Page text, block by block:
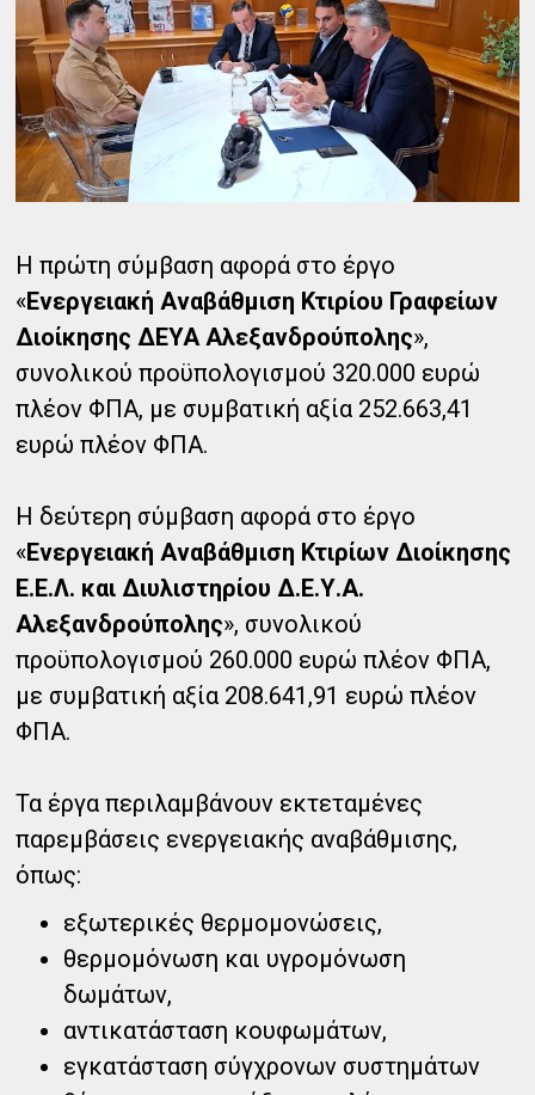
Η πρώτη σύμβαση αφορά στο έργο
«Ενεργειακή Αναβάθμιση Κτιρίου Γραφείων
Διοίκησης ΔΕΥΑ Αλεξανδρούπολης»,
συνολικού προϋπολογισμού 320.000 ευρώ
πλέον ΦΠΑ, με συμβατική αξία 252.663,41
ευρώ πλέον ΦΠΑ.
Η δεύτερη σύμβαση αφορά στο έργο
«Ενεργειακή Αναβάθμιση Κτιρίων Διοίκησης
Ε.Ε.Λ. και Διυλιστηρίου Δ.Ε.Υ.Α.
Αλεξανδρούπολης», συνολικού
προϋπολογισμού 260.000 ευρώ πλέον ΦΠΑ,
με συμβατική αξία 208.641,91 ευρώ πλέον
ΦΠΑ.
Τα έργα περιλαμβάνουν εκτεταμένες
παρεμβάσεις ενεργειακής αναβάθμισης,
όπως:
εξωτερικές θερμομονώσεις,
θερμομόνωση και υγρομόνωση
δωμάτων,
αντικατάσταση κουφωμάτων,
εγκατάσταση σύγχρονων συστημάτων